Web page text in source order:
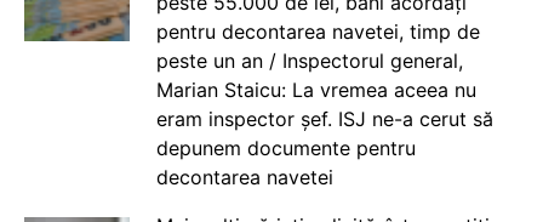
pentru decontarea navetei, timp de
peste un an / Inspectorul general,
Marian Staicu: La vremea aceea nu
eram inspector șef. ISJ ne-a cerut să
depunem documente pentru
decontarea navetei